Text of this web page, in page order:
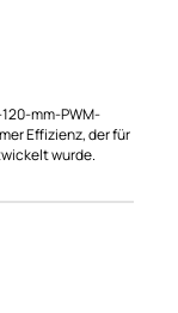
mm-PWM-
Effizienz, der für
wurde.